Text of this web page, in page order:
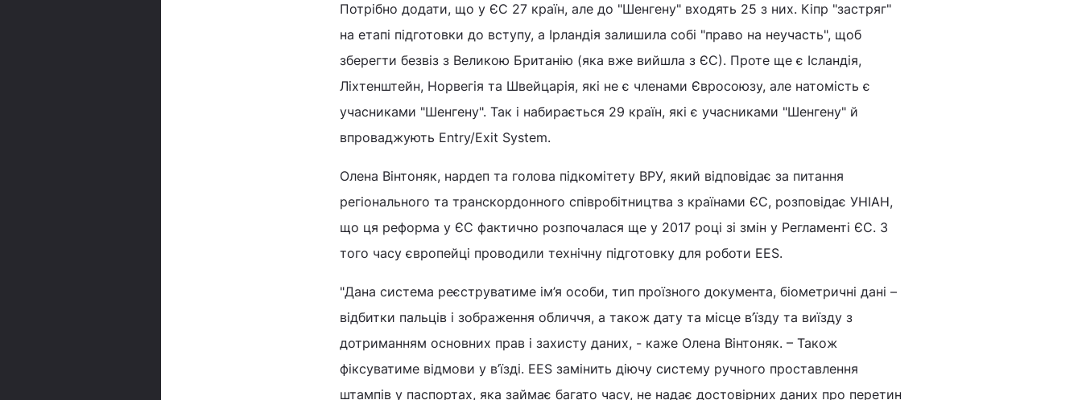
Потрібно додати, що у ЄС 27 країн, але до "Шенгену" входять 25 з них. Кіпр "застряг"
на етапі підготовки до вступу, а Ірландія залишила собі "право на неучасть", щоб
зберегти безвіз з Великою Британію (яка вже вийшла з ЄС). Проте ще є Ісландія,
Ліхтенштейн, Норвегія та Швейцарія, які не є членами Євросоюзу, але натомість є
учасниками "Шенгену". Так і набирається 29 країн, які є учасниками "Шенгену" й
впроваджують Entry/Exit System.
Олена Вінтоняк, нардеп та голова підкомітету ВРУ, який відповідає за питання
регіонального та транскордонного співробітництва з країнами ЄС, розповідає УНІАН,
що ця реформа у ЄС фактично розпочалася ще у 2017 році зі змін у Регламенті ЄС. З
того часу європейці проводили технічну підготовку для роботи EES.
"Дана система реєструватиме ім’я особи, тип проїзного документа, біометричні дані –
відбитки пальців і зображення обличчя, а також дату та місце в’їзду та виїзду з
дотриманням основних прав і захисту даних, - каже Олена Вінтоняк. – Також
фіксуватиме відмови у в’їзді. EES замінить діючу систему ручного проставлення
штампів у паспортах, яка займає багато часу, не надає достовірних даних про перетин